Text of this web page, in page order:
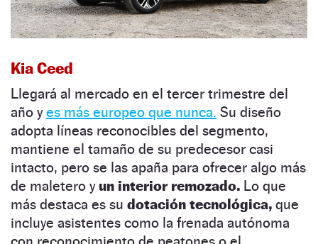
Kia Ceed
Llegará al mercado en el tercer trimestre del
año yes más europeo que nunca. Su diseño
adopta líneas reconocibles del segmento,
mantiene el tamaño de su predecesor casi
intacto, pero se las apaña para ofrecer algo más
de maletero y un interior remozado. Lo que
más destaca es su dotación tecnológica, que
incluye asistentes como la frenada autónoma